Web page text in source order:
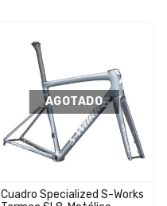
AGOTADO
Cuadro Specialized S-Works